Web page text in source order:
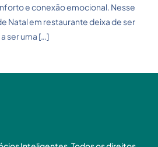
e conexão emocional. Nesse
Natal em restaurante deixa de ser
ser uma […]